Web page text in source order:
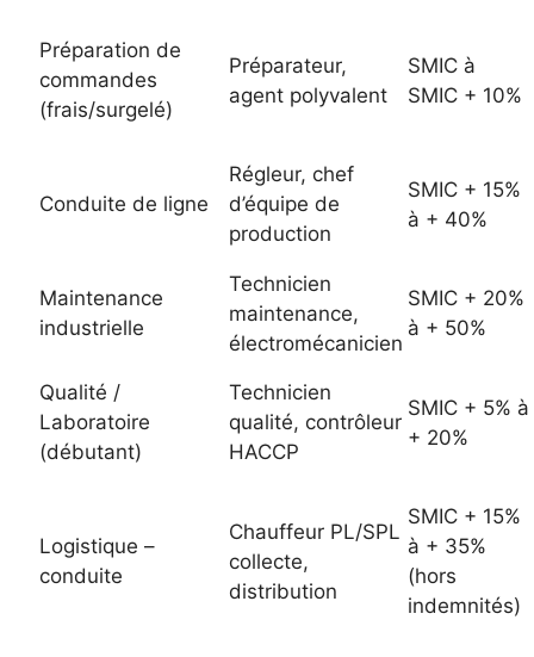
Préparation de
commandes
(frais/surgelé)
Préparateur,
agent polyvalent
SMIC à
SMIC + 10%
Conduite de ligne
Régleur, chef
d’équipe de
production
SMIC + 15%
à + 40%
Maintenance
industrielle
Technicien
maintenance,
électromécanicien
SMIC + 20%
à + 50%
Qualité /
Laboratoire
(débutant)
Technicien
qualité, contrôleur
HACCP
SMIC + 5% à
+ 20%
Logistique –
conduite
Chauffeur PL/SPL
collecte,
distribution
SMIC + 15%
à + 35%
(hors
indemnités)